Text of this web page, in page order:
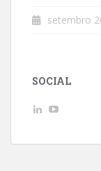
setembro
SOCIAL
Ver